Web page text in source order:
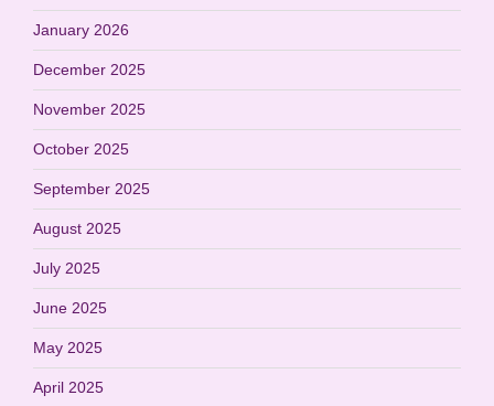
January 2026
December 2025
November 2025
October 2025
September 2025
August 2025
July 2025
June 2025
May 2025
April 2025